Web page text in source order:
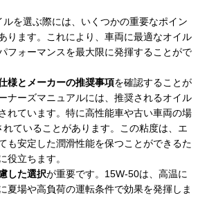
を選ぶ際には、いくつかの重要なポイン
ります。これにより、車両に最適なオイル
フォーマンスを最大限に発揮することがで
様とメーカーの推奨事項を確認することが
ナーズマニュアルには、推奨されるオイル
れています。特に高性能車や古い車両の場
ていることがあります。この粘度は、エ
も安定した潤滑性能を保つことができるた
役立ちます。
した選択が重要です。15W-50は、高温に
夏場や高負荷の運転条件で効果を発揮しま